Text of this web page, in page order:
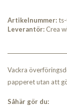
Artikelnummer:
Leverantör:Crea
Vackra
papperet utan att
Såhär gör du: